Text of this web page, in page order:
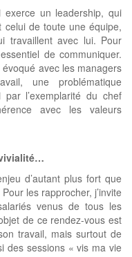
un leadership, qui
celui de toute une équipe,
travaillent avec lui. Pour
de communiquer.
avec les managers
une problématique
l’exemplarité du chef
avec les valeurs
d’autant plus fort que
les rapprocher, j’invite
venus de tous les
de ce rendez-vous est
travail, mais surtout de
des sessions « vis ma vie